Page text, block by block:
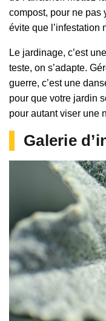
compost, pour ne pas
évite que l’infestation
Le jardinage, c’est
teste, on s’adapte.
guerre, c’est une
pour que votre jardin
pour autant viser une
Galerie